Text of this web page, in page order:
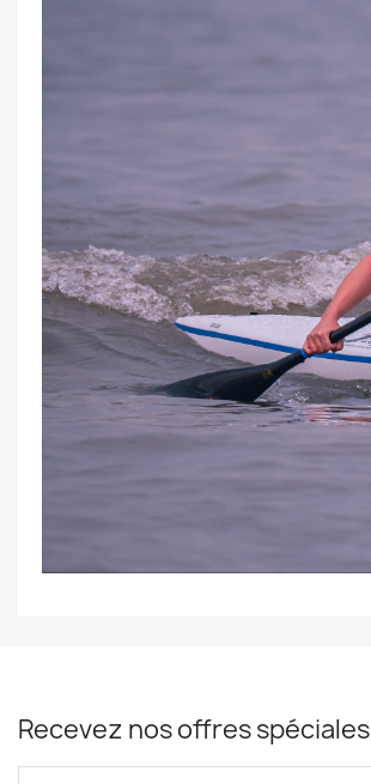
Recevez nos offres spéciales